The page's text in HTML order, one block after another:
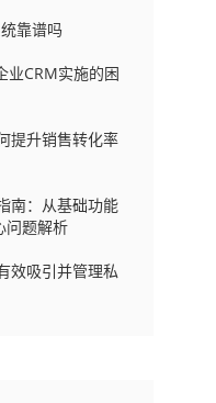
靠谱吗
业CRM实施的困
提升销售转化率
南：从基础功能
问题解析
效吸引并管理私